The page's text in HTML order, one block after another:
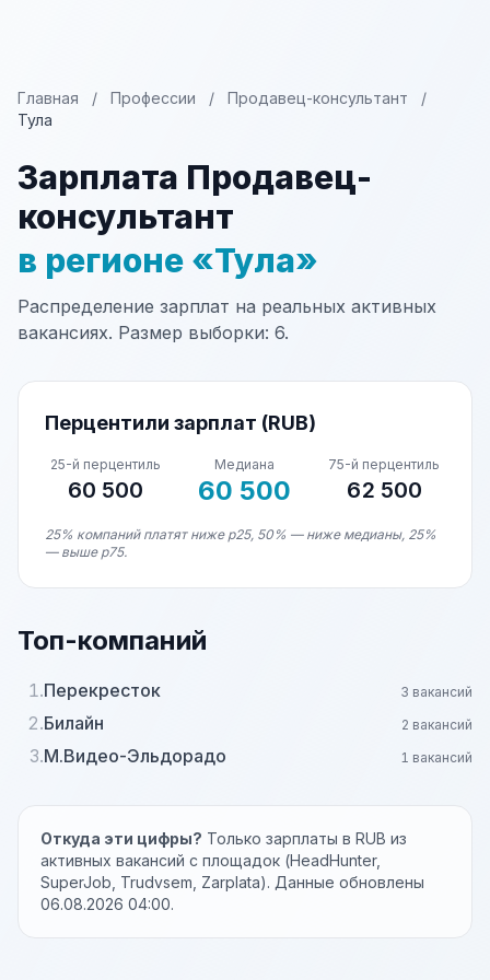
Главная / Профессии / Продавец-консультант
/
Тула
Зарплата Продавец-
консультант
в регионе «Тула»
Распределение зарплат на реальных активных
вакансиях. Размер выборки: 6.
Перцентили зарплат (RUB)
25-й перцентиль
60 500
Медиана
60 500
75-й перцентиль
62 500
25% компаний платят ниже p25, 50% — ниже медианы, 25%
— выше p75.
Топ-компаний
1.Перекресток 3 вакансий
2.Билайн 2 вакансий
3.М.Видео-Эльдорадо 1 вакансий
Откуда эти цифры? Только зарплаты в RUB из
активных вакансий с площадок (HeadHunter,
SuperJob, Trudvsem, Zarplata). Данные обновлены
06.08.2026 04:00.